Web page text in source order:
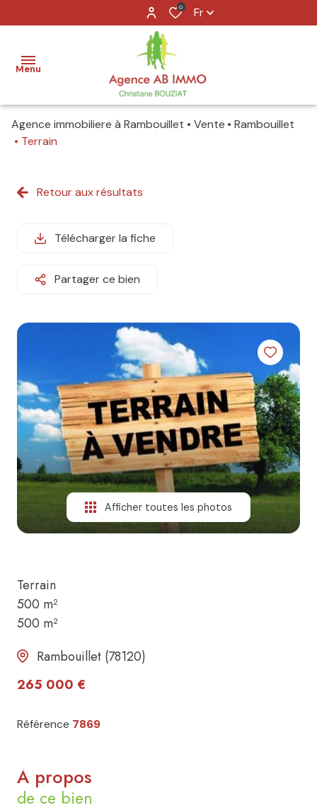
0 Fr
Menu
accueil
vendre
agence
Agence immobiliere à Rambouillet Vente
Rambouillet
Terrain
Retour aux résultats
Télécharger la fiche
Partager ce bien
Afficher toutes les photos
Terrain
500 m²
500 m²
Rambouillet (78120)
265 000 €
Référence 7869
A propos
de ce bien